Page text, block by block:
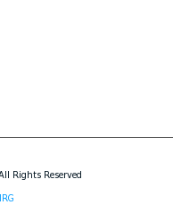
Rights Reserved